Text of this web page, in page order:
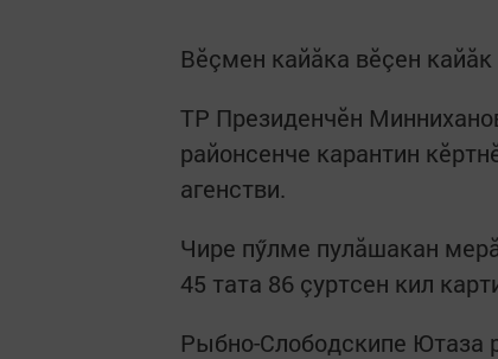
Вӗçмен кайăка вӗçен кайăк
ТР Президенчӗн
районсенче карантин
агенстви.
Чире пӳлме пулăшакан
45 тата 86 çуртсен кил
Рыбно-Слободскипе Ютаза